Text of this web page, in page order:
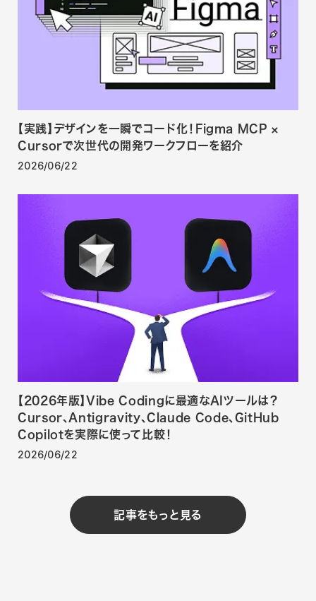
【実践】デザインを一瞬でコード化！Figma MCP ×
Cursorで次世代の開発ワークフローを紹介
2026/06/22
【2026年版】Vibe Codingに最適なAIツールは？
Cursor、Antigravity、Claude Code、GitHub
Copilotを実際に使って比較！
2026/06/22
記事をもっと見る